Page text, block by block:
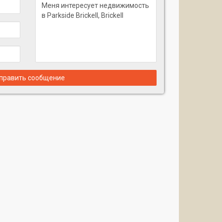
комфорта в центре энергичного города,
сообщение